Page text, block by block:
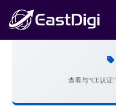
查看与“CE认证